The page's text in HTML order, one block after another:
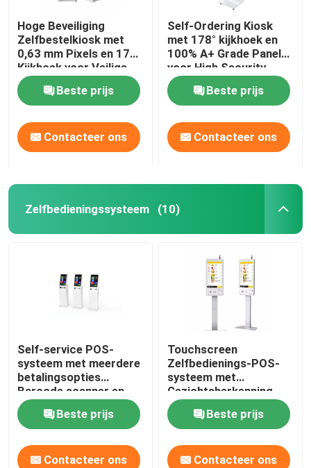
Hoge Beveiliging
Zelfbestelkiosk met
0,63 mm Pixels en 178°
Kijkhoek voor Veilige
Transacties
Beste prijs
Contacteer ons
Self-Ordering Kiosk
met 178° kijkhoek en
100% A+ Grade Panel
voor High Security
Transactions
Beste prijs
Contacteer ons
Zelfbedieningssysteem (10)
Self-service POS-
systeem met meerdere
betalingsopties
Barcode scanner en
LED-lichten Touch
Screen Kiosk
Beste prijs
Contacteer ons
Touchscreen
Zelfbedienings-POS-
systeem met
Gezichtsherkenning,
LED-verlichting en
21,5/24/27 inch
Scherm
Beste prijs
Contacteer ons